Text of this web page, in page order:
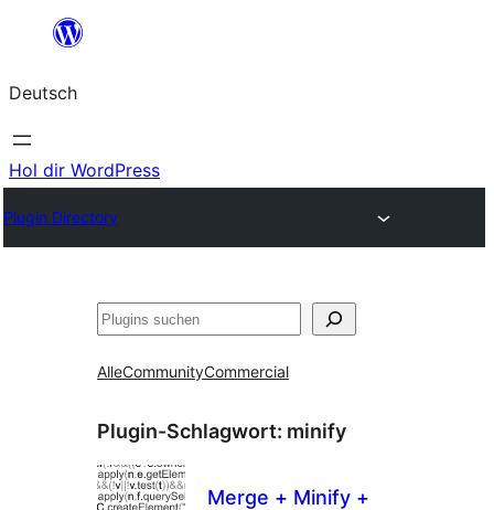
springen
Deutsch
Hol dir WordPress
Plugin Directory
Suchen
AlleCommunityCommercial
Plugin-Schlagwort: minify
Merge + Minify +